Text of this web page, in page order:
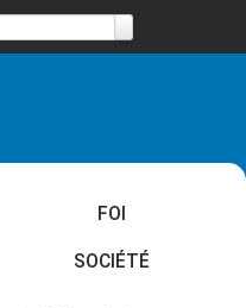
FOI
SOCIÉTÉ